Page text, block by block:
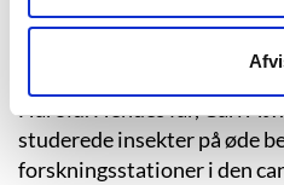
Margaret Atwood blev født
og størstedelen af sin
Harold. Hendes far, Carl
studerede insekter på øde
forskningsstationer i den